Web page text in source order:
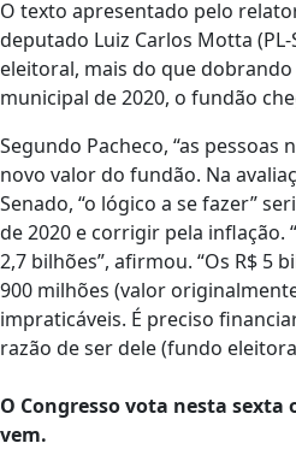
O texto apresentado pelo
deputado Luiz Carlos Motta
eleitoral, mais do que dobrando
municipal de 2020, o fundão
Segundo Pacheco, “as pessoas
novo valor do fundão. Na
Senado, “o lógico a se fazer”
de 2020 e corrigir pela inflação.
2,7 bilhões”, afirmou. “Os R$ 5
900 milhões (valor
impraticáveis. É preciso
razão de ser dele (fundo
O Congresso vota nesta
vem.